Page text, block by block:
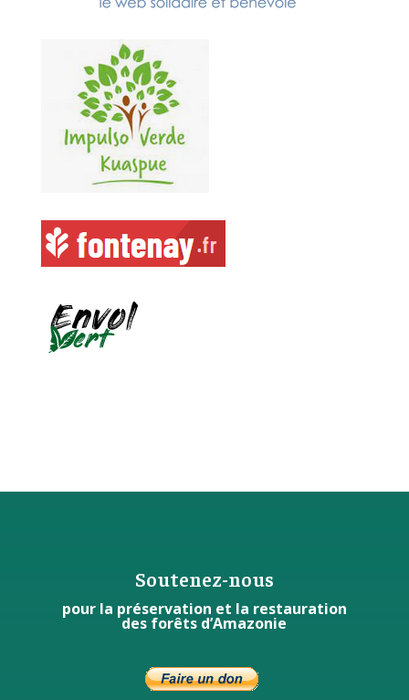
Soutenez-nous
pour la préservation et la restauration
des forêts d’Amazonie